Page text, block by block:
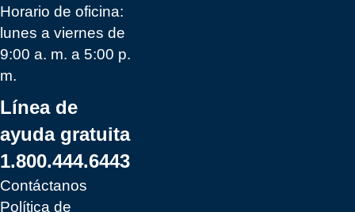
Horario de oficina:
lunes a viernes de
9:00 a. m. a 5:00 p.
m.
Línea de
ayuda gratuita
1.800.444.6443
Contáctanos
Política de